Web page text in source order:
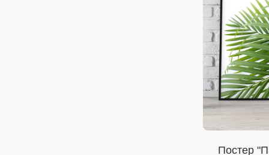
Постер